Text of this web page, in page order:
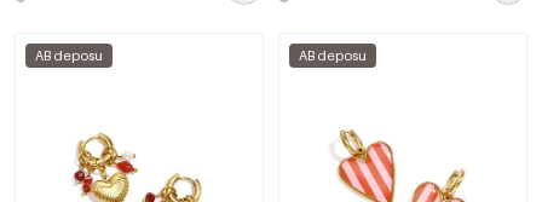
AB deposu AB deposu